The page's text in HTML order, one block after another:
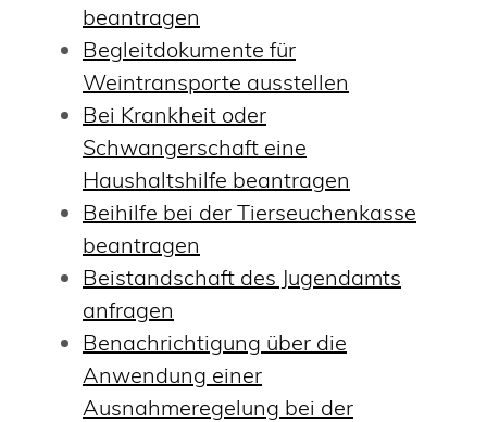
beantragen
Begleitdokumente für
Weintransporte ausstellen
Bei Krankheit oder
Schwangerschaft eine
Haushaltshilfe beantragen
Beihilfe bei der Tierseuchenkasse
beantragen
Beistandschaft des Jugendamts
anfragen
Benachrichtigung über die
Anwendung einer
Ausnahmeregelung bei der